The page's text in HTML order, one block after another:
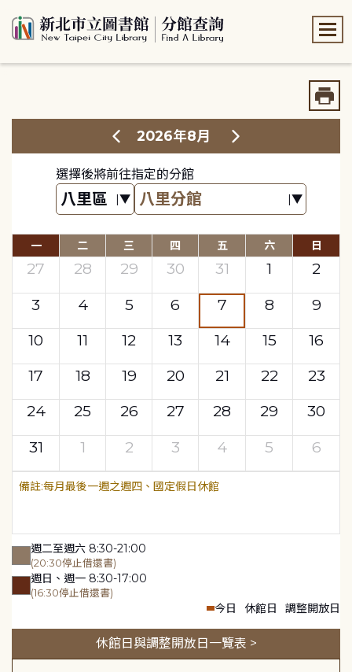
2026年8月
選擇後將前往指定的分館
一 二 三 四 五 六 日
27 28 29 30 31 1
2
3
4 5 6 7 8
9
10
11 12 13 14 15
16
17
18 19 20 21 22
23
24
25 26 27 28 29
30
31
1 2 3 4 5 6
每月最後一週之週四、國定假日休館
週二至週六 8:30-21:00
(20:30停止借還書)
週日、週一 8:30-17:00
(16:30停止借還書)
今日 休館日 調整開放日
休館日與調整開放日一覽表 >